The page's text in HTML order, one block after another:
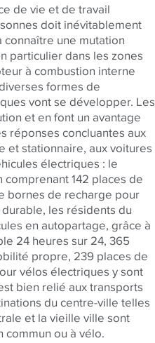
de vie et de travail
doit inévitablement
une mutation
particulier dans les zones
à combustion interne
formes de
vont se développer. Les
et en font un avantage
réponses concluantes aux
et stationnaire, aux voitures
électriques : le
142 places de
bornes de recharge pour
les résidents du
en autopartage, grâce à
24 heures sur 24, 365
propre, 239 places de
vélos électriques y sont
bien relié aux transports
du centre-ville telles
et la vieille ville sont
ou à vélo.